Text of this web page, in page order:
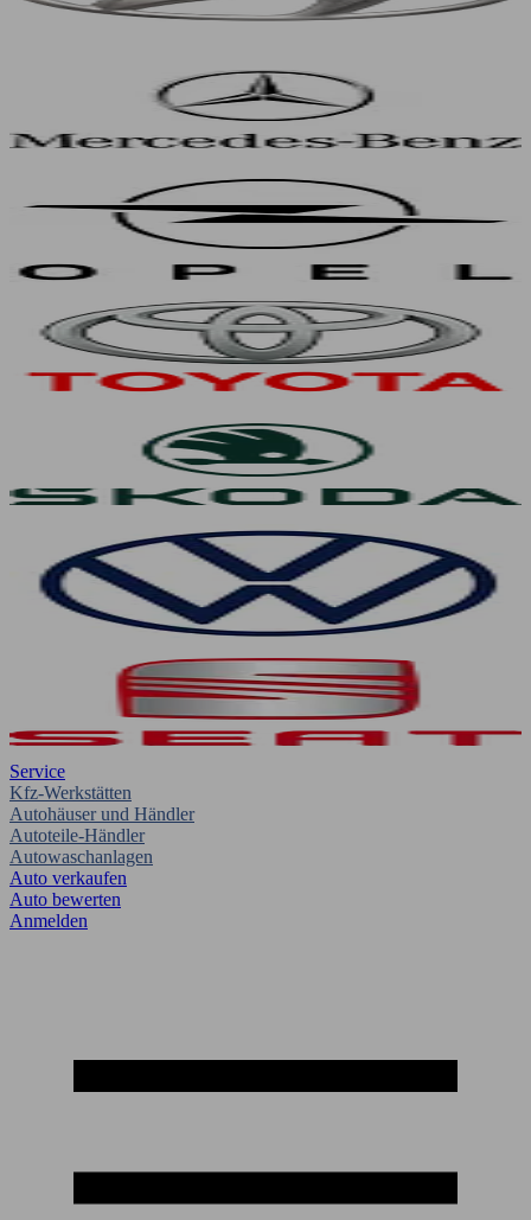
Service
Kfz-Werkstätten
Autohäuser und Händler
Autoteile-Händler
Autowaschanlagen
Auto verkaufen
Auto bewerten
Anmelden